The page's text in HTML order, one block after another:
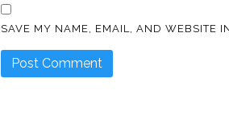
SAVE MY NAME, EMAIL, AND WEBSITE